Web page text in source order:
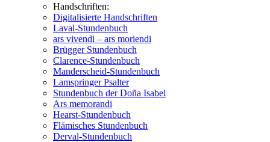
Handschriften:
Digitalisierte Handschriften
Laval-Stundenbuch
ars vivendi – ars moriendi
Brügger Stundenbuch
Clarence-Stundenbuch
Manderscheid-Stundenbuch
Lamspringer Psalter
Stundenbuch der Doña Isabel
Ars memorandi
Hearst-Stundenbuch
Flämisches Stundenbuch
Derval-Stundenbuch